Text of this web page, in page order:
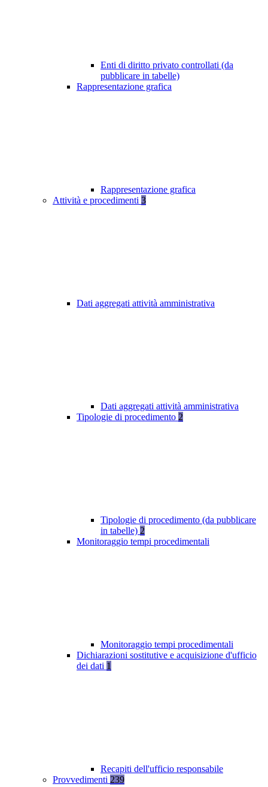
Enti di diritto privato controllati (da
pubblicare in tabelle)
Rappresentazione grafica
Rappresentazione grafica
Attività e procedimenti 3
Dati aggregati attività amministrativa
Dati aggregati attività amministrativa
Tipologie di procedimento 2
Tipologie di procedimento (da pubblicare
in tabelle) 2
Monitoraggio tempi procedimentali
Monitoraggio tempi procedimentali
Dichiarazioni sostitutive e acquisizione d'ufficio
dei dati 1
Recapiti dell'ufficio responsabile
Provvedimenti 239